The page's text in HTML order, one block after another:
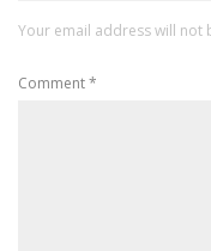
Your email address will not
Comment*